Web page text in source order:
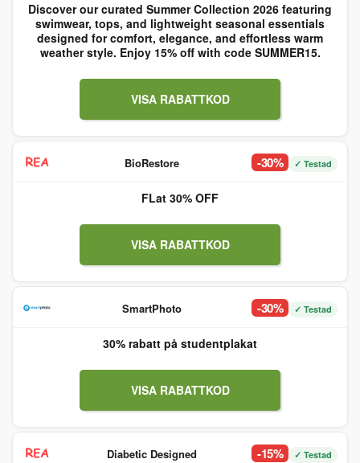
Discover our curated Summer Collection 2026 featuring
swimwear, tops, and lightweight seasonal essentials
designed for comfort, elegance, and effortless warm
weather style. Enjoy 15% off with code SUMMER15.
VISA RABATTKOD
BioRestore -30% ✓ Testad
FLat 30% OFF
VISA RABATTKOD
SmartPhoto -30% ✓ Testad
30% rabatt på studentplakat
VISA RABATTKOD
Diabetic Designed -15% ✓ Testad